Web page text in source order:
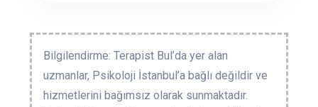
Bilgilendirme: Terapist Bul’da yer alan
uzmanlar, Psikoloji İstanbul’a bağlı değildir ve
hizmetlerini bağımsız olarak sunmaktadır.